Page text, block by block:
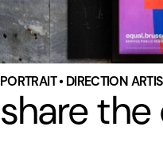
PORTRAIT • DIRECTION
share the